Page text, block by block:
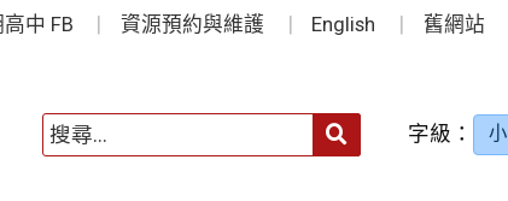
中 FB 資源預約與維護 English 舊網站
字級： 小